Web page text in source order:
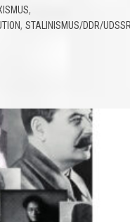
,
, STALINISMUS/DDR/